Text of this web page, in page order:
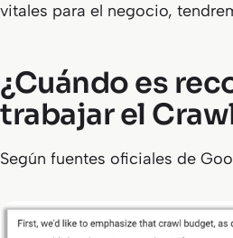
vitales para el negocio,
¿Cuándo es
trabajar el
Según fuentes oficiales de